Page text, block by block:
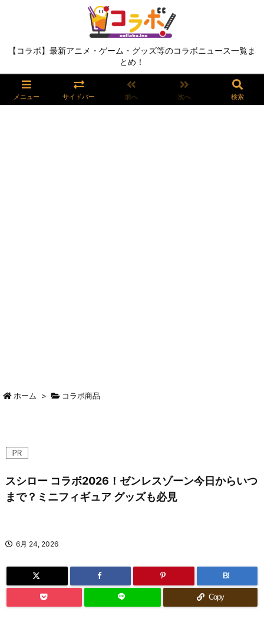
【コラボ】最新アニメ・ゲーム・グッズ等のコラボニュース一覧ま
とめ！
メニュー サイドバー 前へ 次へ 検索
ホーム > コラボ商品
スシロー コラボ2026！ゼンレスゾーン今日からいつ
まで？ミニフィギュア グッズも必見
6月 24, 2026
B!
Copy